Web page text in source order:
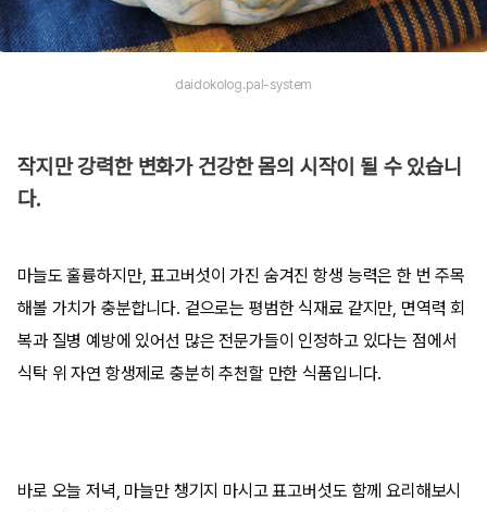
daidokolog.pal-system
작지만 강력한 변화가 건강한 몸의 시작이 될 수 있습니
다.
마늘도 훌륭하지만, 표고버섯이 가진 숨겨진 항생 능력은 한 번 주목
해볼 가치가 충분합니다. 겉으로는 평범한 식재료 같지만, 면역력 회
복과 질병 예방에 있어선 많은 전문가들이 인정하고 있다는 점에서
식탁 위 자연 항생제로 충분히 추천할 만한 식품입니다.
바로 오늘 저녁, 마늘만 챙기지 마시고 표고버섯도 함께 요리해보시